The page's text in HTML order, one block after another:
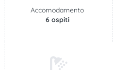
Accomodamento
6 ospiti